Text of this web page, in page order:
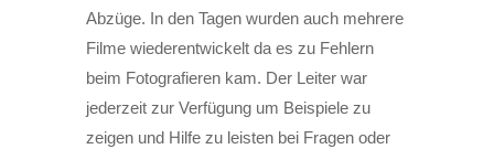
Abzüge. In den Tagen wurden auch mehrere
Filme wiederentwickelt da es zu Fehlern
beim Fotografieren kam. Der Leiter war
jederzeit zur Verfügung um Beispiele zu
zeigen und Hilfe zu leisten bei Fragen oder